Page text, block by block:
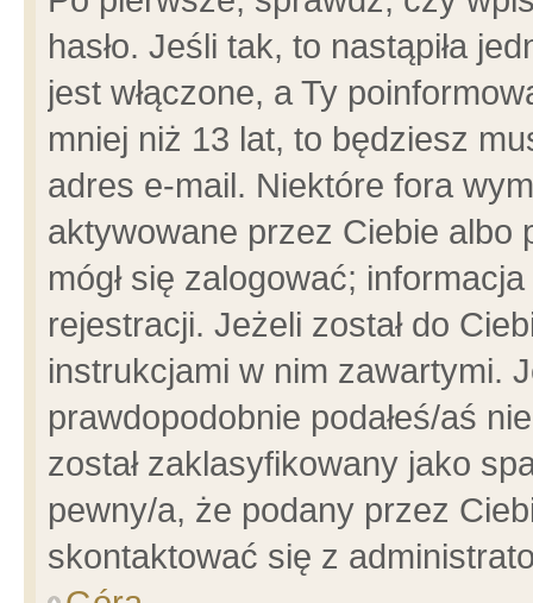
hasło. Jeśli tak, to nastąpiła
jest włączone, a Ty
mniej niż 13 lat, to będziesz
adres e-mail. Niektóre fora
aktywowane przez Ciebie albo
mógł się zalogować;
rejestracji. Jeżeli został do
instrukcjami w nim zawartymi.
prawdopodobnie podałeś/aś
został zaklasyfikowany jako
pewny/a, że podany przez
skontaktować się z